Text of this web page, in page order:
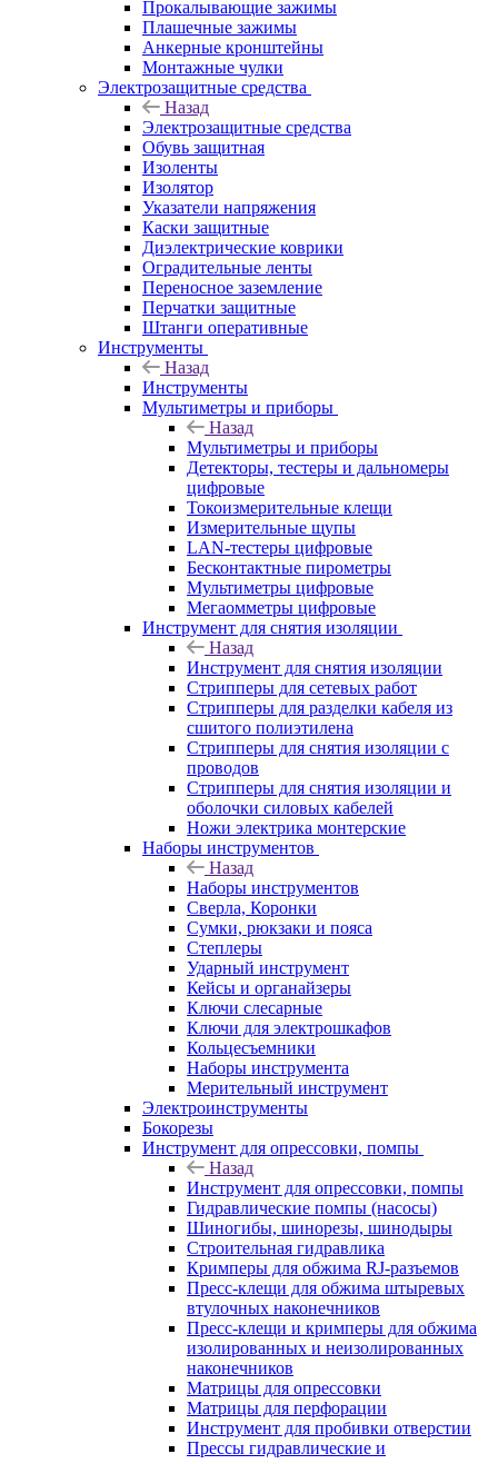
Прокалывающие зажимы
Плашечные зажимы
Анкерные кронштейны
Монтажные чулки
Электрозащитные средства
Назад
Электрозащитные средства
Обувь защитная
Изоленты
Изолятор
Указатели напряжения
Каски защитные
Диэлектрические коврики
Оградительные ленты
Переносное заземление
Перчатки защитные
Штанги оперативные
Инструменты
Назад
Инструменты
Мультиметры и приборы
Назад
Мультиметры и приборы
Детекторы, тестеры и дальномеры
цифровые
Токоизмерительные клещи
Измерительные щупы
LAN-тестеры цифровые
Бесконтактные пирометры
Мультиметры цифровые
Мегаомметры цифровые
Инструмент для снятия изоляции
Назад
Инструмент для снятия изоляции
Стрипперы для сетевых работ
Стрипперы для разделки кабеля из
сшитого полиэтилена
Cтрипперы для снятия изоляции с
проводов
Стрипперы для снятия изоляции и
оболочки силовых кабелей
Ножи электрика монтерские
Наборы инструментов
Назад
Наборы инструментов
Сверла, Коронки
Сумки, рюкзаки и пояса
Степлеры
Ударный инструмент
Кейсы и органайзеры
Ключи слесарные
Ключи для электрошкафов
Кольцесъемники
Наборы инструмента
Мерительный инструмент
Электроинструменты
Бокорезы
Инструмент для опрессовки, помпы
Назад
Инструмент для опрессовки, помпы
Гидравлические помпы (насосы)
Шиногибы, шинорезы, шинодыры
Строительная гидравлика
Кримперы для обжима RJ-разъемов
Пресс-клещи для обжима штыревых
втулочных наконечников
Пресс-клещи и кримперы для обжима
изолированных и неизолированных
наконечников
Матрицы для опрессовки
Матрицы для перфорации
Инструмент для пробивки отверстии
Прессы гидравлические и